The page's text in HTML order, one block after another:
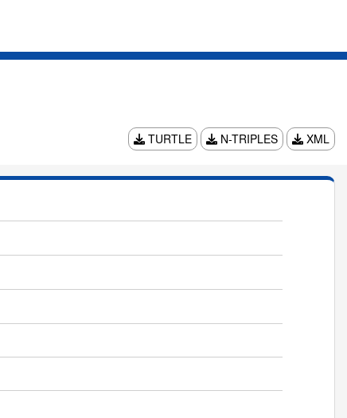
TURTLE N-TRIPLES XML